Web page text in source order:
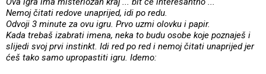
Nemoj čitati redove unaprijed, idi po redu.
Odvoji 3 minute za ovu igru. Prvo uzmi olovku i papir.
Kada trebaš izabrati imena, neka to budu osobe koje poznaješ i
slijedi svoj prvi instinkt. Idi red po red i nemoj čitati unaprijed jer
ćeš tako samo upropastiti igru. Idemo: